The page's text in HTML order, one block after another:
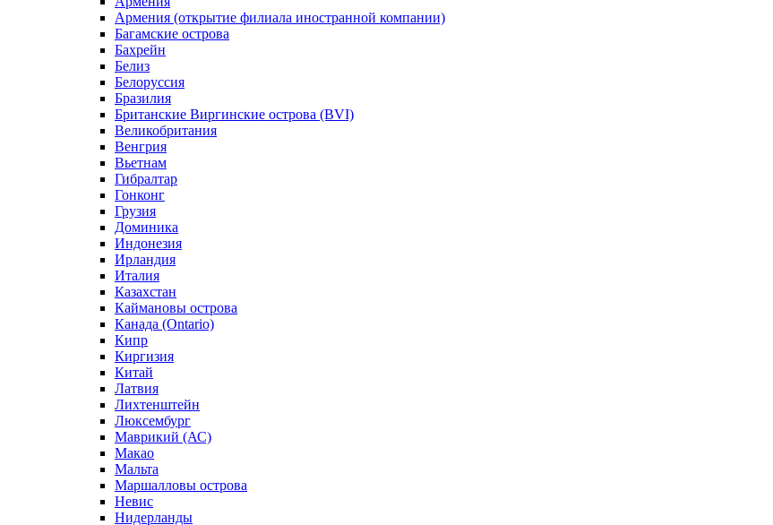
Армения (открытие филиала иностранной компании)
Багамские острова
Бахрейн
Белиз
Белоруссия
Бразилия
Британские Виргинские острова (BVI)
Великобритания
Венгрия
Вьетнам
Гибралтар
Гонконг
Грузия
Доминика
Индонезия
Ирландия
Италия
Казахстан
Каймановы острова
Канада (Ontario)
Кипр
Киргизия
Китай
Латвия
Лихтенштейн
Люксембург
Маврикий (АС)
Макао
Мальта
Маршалловы острова
Нeвис
Нидерланды